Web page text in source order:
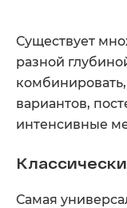
Существует
разной
вариантов,
интенсивные
Самая